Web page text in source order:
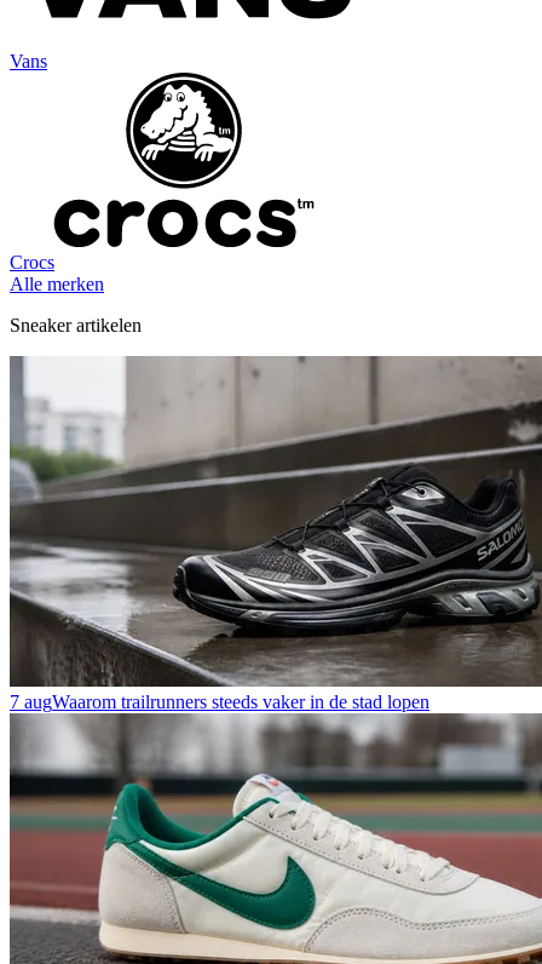
Vans
Crocs
Alle merken
Sneaker artikelen
7 augWaarom trailrunners steeds vaker in de stad lopen